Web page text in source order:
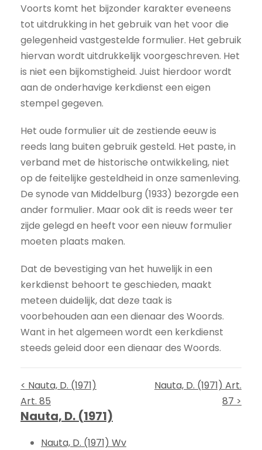
Voorts komt het bijzonder karakter eveneens
tot uitdrukking in het gebruik van het voor die
gelegenheid vastgestelde formulier. Het gebruik
hiervan wordt uitdrukkelijk voorgeschreven. Het
is niet een bijkomstigheid. Juist hierdoor wordt
aan de onderhavige kerkdienst een eigen
stempel gegeven.
Het oude formulier uit de zestiende eeuw is
reeds lang buiten gebruik gesteld. Het paste, in
verband met de historische ontwikkeling, niet
op de feitelijke gesteldheid in onze samenleving.
De synode van Middelburg (1933) bezorgde een
ander formulier. Maar ook dit is reeds weer ter
zijde gelegd en heeft voor een nieuw formulier
moeten plaats maken.
Dat de bevestiging van het huwelijk in een
kerkdienst behoort te geschieden, maakt
meteen duidelijk, dat deze taak is
voorbehouden aan een dienaar des Woords.
Want in het algemeen wordt een kerkdienst
steeds geleid door een dienaar des Woords.
< Nauta, D. (1971)
Art. 85
Nauta, D. (1971) Art.
87 >
Nauta, D. (1971)
Nauta, D. (1971) Wv